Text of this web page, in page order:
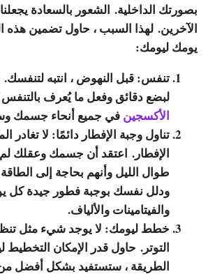
بصورتك الداخلية. الشعور بالسعادة
الآخرين. لهذا السبب ، حاول تضمين هذه
يومك ليومك:
تنفس: قبل النهوض ، انتبه
لبضع دقائق وفعل ما يُعرف
الأكسجين في جميع أنحاء جسمك
تناول وجبة الإفطار دائمًا: لا تغادر
الإفطار. اعتقد أن جسمك وعقلك لم
طوال الليل وأنهم بحاجة إلى
ودلل نفسك بوجبة فطور جيدة كل
والفيتامينات والألياف.
خطط ليومك: لا يوجد شيء مثل
التوتر. حاول قدر الإمكان التخطيط
الطريقة ، ستستفيد بشكل أفضل